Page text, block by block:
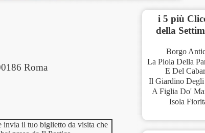
Roma
i 5 più
della
Borgo
La Piola Della
E Del
Il Giardino
A Figlia Do'
Isola